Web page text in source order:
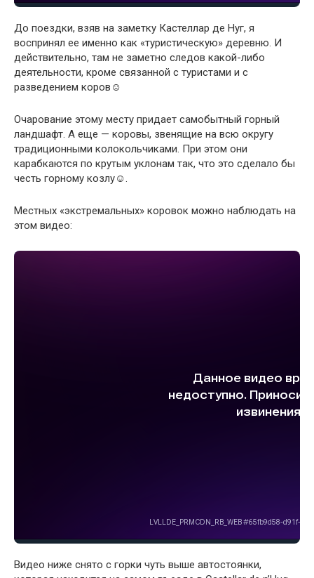
До поездки, взяв на заметку Кастеллар де Нуг, я
воспринял ее именно как «туристическую» деревню. И
действительно, там не заметно следов какой-либо
деятельности, кроме связанной с туристами и с
разведением коров☺
Очарование этому месту придает самобытный горный
ландшафт. А еще — коровы, звенящие на всю округу
традиционными колокольчиками. При этом они
карабкаются по крутым уклонам так, что это сделало бы
честь горному козлу☺.
Местных «экстремальных» коровок можно наблюдать на
этом видео:
Видео ниже снято с горки чуть выше автостоянки,